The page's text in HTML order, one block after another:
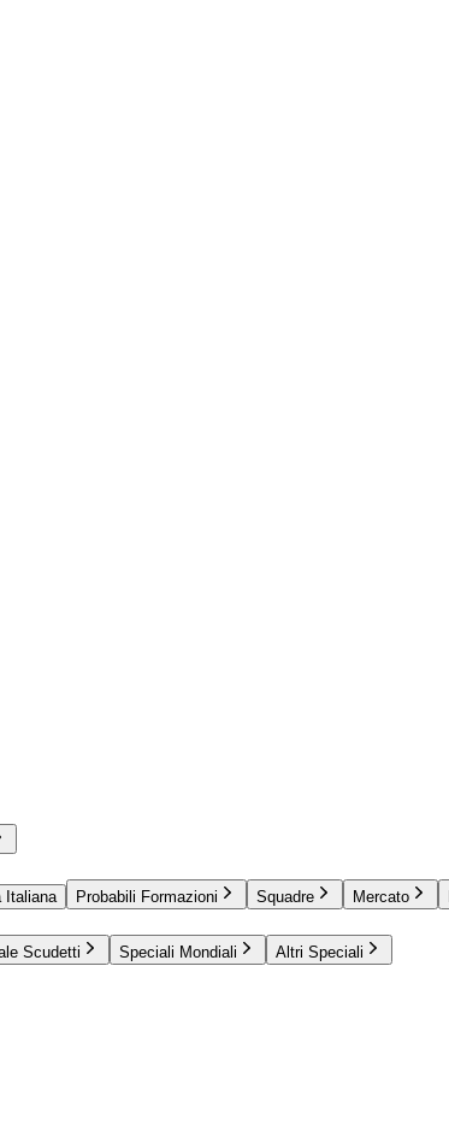
Italiana Probabili Formazioni Squadre Mercato
Scudetti Speciali Mondiali Altri Speciali